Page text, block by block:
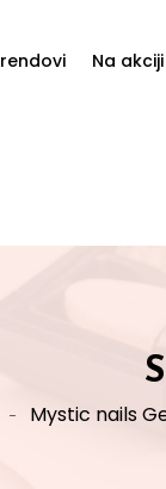
Na akciji
Mystic nails